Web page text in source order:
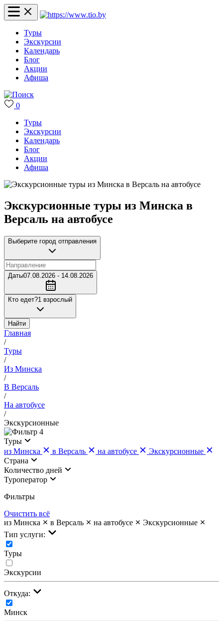
Туры
Экскурсии
Календарь
Блог
Акции
Афиша
0
Туры
Экскурсии
Календарь
Блог
Акции
Афиша
Экскурсионные туры из Минска в
Версаль на автобусе
Выберите город отправления
Даты07.08.2026 - 14.08.2026
Кто едет?1 взрослый
Найти
Главная
/
Туры
/
Из Минска
/
В Версаль
/
На автобусе
/
Экскурсионные
4
Туры
из Минска
в Версаль на автобусе
Экскурсионные
Страна
Количество дней
Туроператор
Фильтры
Очистить всё
из Минска
в Версаль на автобусе
Экскурсионные
Тип услуги:
Туры
Экскурсии
Откуда:
Минск